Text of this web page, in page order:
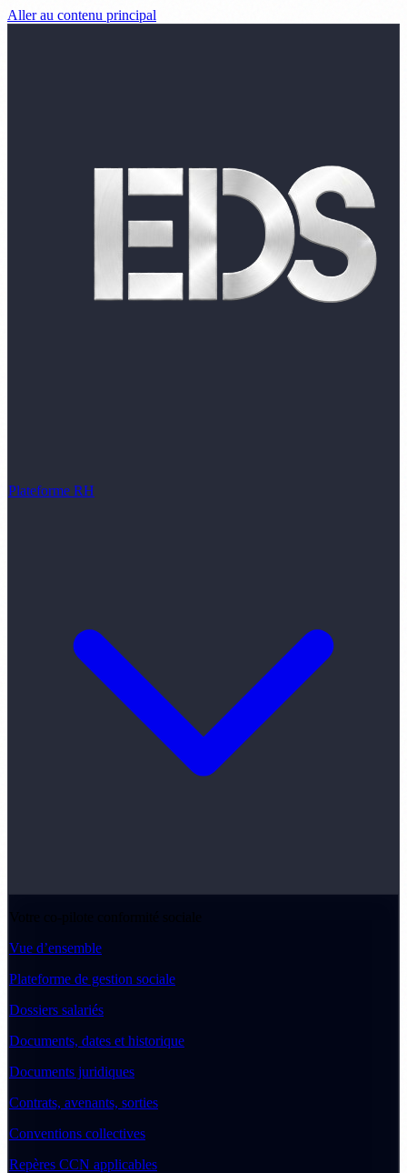
Aller au contenu principal
Plateforme RH
Votre co-pilote conformité sociale
Vue d’ensemble
Plateforme de gestion sociale
Dossiers salariés
Documents, dates et historique
Documents juridiques
Contrats, avenants, sorties
Conventions collectives
Repères CCN applicables